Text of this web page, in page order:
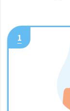
1